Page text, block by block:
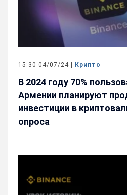
15:30 04/07/24 | Крипто
В 2024 году 70%
Армении планируют
инвестиции в
опроса